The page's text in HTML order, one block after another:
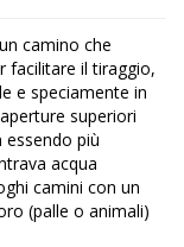
camino che
facilitare il tiraggio,
e speciamente in
superiori
più
acqua
camini con un
(palle o animali)